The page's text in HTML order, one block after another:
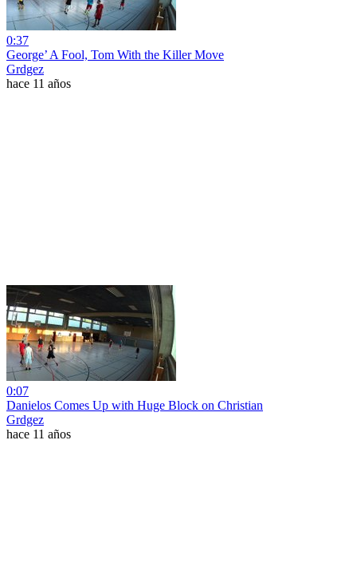
0:37
George’ A Fool, Tom With the Killer Move
Grdgez
hace 11 años
0:07
Danielos Comes Up with Huge Block on Christian
Grdgez
hace 11 años